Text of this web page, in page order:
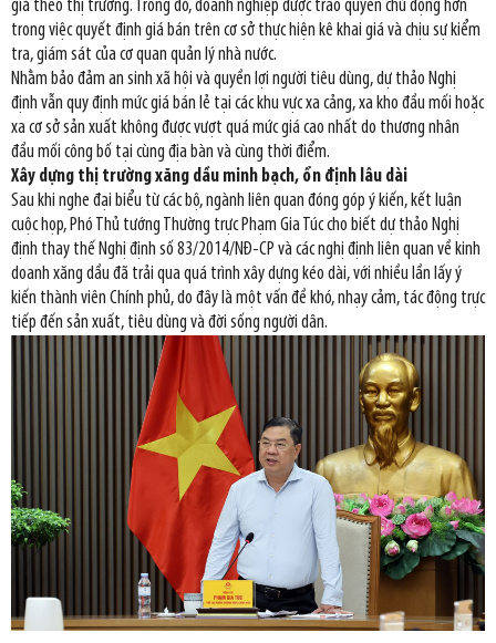
giá theo thị trường. Trong đó, doanh nghiệp được trao quyền chủ động hơn
trong việc quyết định giá bán trên cơ sở thực hiện kê khai giá và chịu sự kiểm
tra, giám sát của cơ quan quản lý nhà nước.
Nhằm bảo đảm an sinh xã hội và quyền lợi người tiêu dùng, dự thảo Nghị
định vẫn quy định mức giá bán lẻ tại các khu vực xa cảng, xa kho đầu mối hoặc
xa cơ sở sản xuất không được vượt quá mức giá cao nhất do thương nhân
đầu mối công bố tại cùng địa bàn và cùng thời điểm.
Xây dựng thị trường xăng dầu minh bạch, ổn định lâu dài
Sau khi nghe đại biểu từ các bộ, ngành liên quan đóng góp ý kiến, kết luận
cuộc họp, Phó Thủ tướng Thường trực Phạm Gia Túc cho biết dự thảo Nghị
định thay thế Nghị định số 83/2014/NĐ-CP và các nghị định liên quan về kinh
doanh xăng dầu đã trải qua quá trình xây dựng kéo dài, với nhiều lần lấy ý
kiến thành viên Chính phủ, do đây là một vấn đề khó, nhạy cảm, tác động trực
tiếp đến sản xuất, tiêu dùng và đời sống người dân.